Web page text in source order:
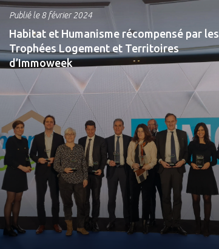
Publié le 8 février 2024
Habitat et Humanisme récompensé par les
Trophées Logement et Territoires
d’Immoweek